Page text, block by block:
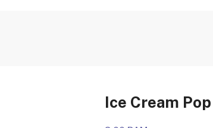
Ice Cream